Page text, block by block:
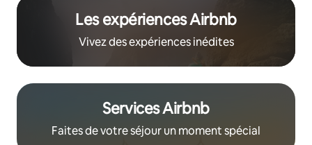
Les expériences Airbnb
Vivez des expériences inédites
Services Airbnb
Faites de votre séjour un moment spécial